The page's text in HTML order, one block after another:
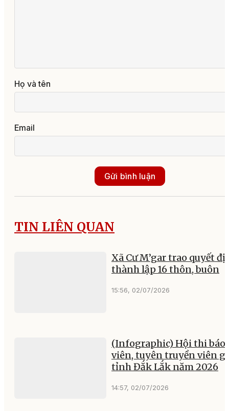
Họ và tên
Email
Gửi bình luận
TIN LIÊN QUAN
Xã Cư M’gar trao quyết
thành lập 16 thôn, buôn
15:56, 02/07/2026
(Infographic) Hội thi báo
viên, tuyên truyền viên
tỉnh Đắk Lắk năm 2026
14:57, 02/07/2026